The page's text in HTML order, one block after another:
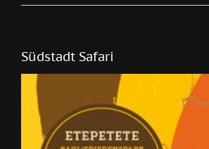
Südstadt Safari
Zeige
grösseres
Bild